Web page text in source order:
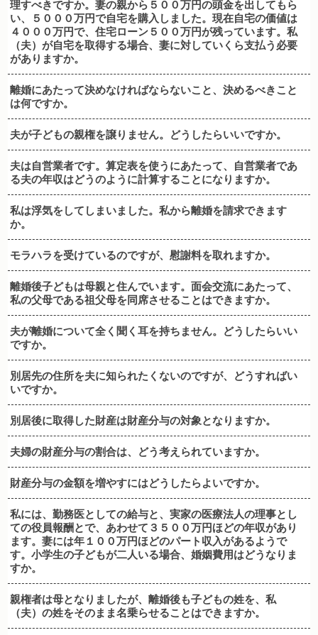
理すべきですか。妻の親から５００万円の頭金を出してもら
い、５０００万円で自宅を購入しました。現在自宅の価値は
４０００万円で、住宅ローン５００万円が残っています。私
（夫）が自宅を取得する場合、妻に対していくら支払う必要
がありますか。
離婚にあたって決めなければならないこと、決めるべきこと
は何ですか。
夫が子どもの親権を譲りません。どうしたらいいですか。
夫は自営業者です。算定表を使うにあたって、自営業者であ
る夫の年収はどうのように計算することになりますか。
私は浮気をしてしまいました。私から離婚を請求できます
か。
モラハラを受けているのですが、慰謝料を取れますか。
離婚後子どもは母親と住んでいます。面会交流にあたって、
私の父母である祖父母を同席させることはできますか。
夫が離婚について全く聞く耳を持ちません。どうしたらいい
ですか。
別居先の住所を夫に知られたくないのですが、どうすればい
いですか。
別居後に取得した財産は財産分与の対象となりますか。
夫婦の財産分与の割合は、どう考えられていますか。
財産分与の金額を増やすにはどうしたらよいですか。
私には、勤務医としての給与と、実家の医療法人の理事とし
ての役員報酬とで、あわせて３５００万円ほどの年収があり
ます。妻には年１００万円ほどのパート収入があるようで
す。小学生の子どもが二人いる場合、婚姻費用はどうなりま
すか。
親権者は母となりましたが、離婚後も子どもの姓を、私
（夫）の姓をそのまま名乗らせることはできますか。